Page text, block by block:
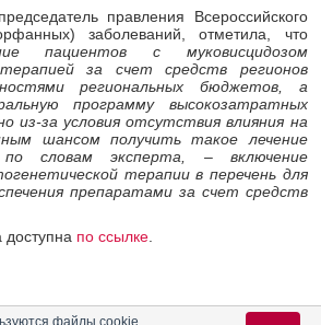
правления Всероссийского
заболеваний, отметила, что
пациентов с муковисцидозом
за счет средств регионов
региональных бюджетов, а
программу высокозатратных
из-за условия отсутствия влияния на
шансом получить такое лечение
словам эксперта, – включение
терапии в перечень для
препаратами за счет средств
доступна по ссылке
файлы cookie